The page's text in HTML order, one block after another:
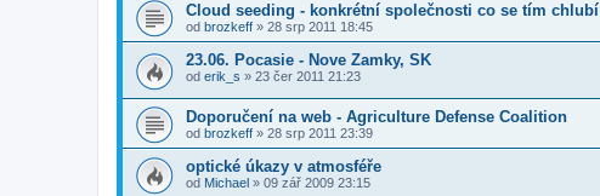
Cloud seeding - konkrétní společnosti co se tím chlubí
od brozkeff » 28 srp 2011 18:45
23.06. Pocasie - Nove Zamky, SK
od erik_s » 23 čer 2011 21:23
Doporučení na web - Agriculture Defense Coalition
od brozkeff » 28 srp 2011 23:39
optické úkazy v atmosféře
od Michael » 09 zář 2009 23:15